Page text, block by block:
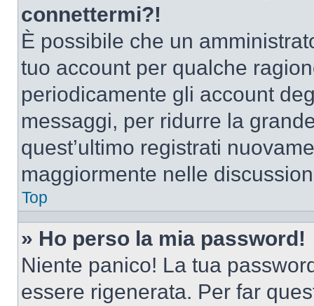
connettermi?!
È possibile che un
tuo account per qualche
periodicamente gli account
messaggi, per ridurre la
quest’ultimo registrati
maggiormente nelle
Top
» Ho perso la mia password!
Niente panico! La tua
essere rigenerata. Per far